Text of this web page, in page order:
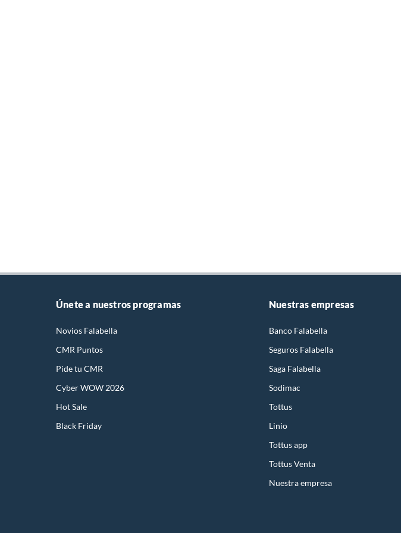
Únete a nuestros programas
Novios Falabella
CMR Puntos
Pide tu CMR
Cyber WOW 2026
Hot Sale
Black Friday
Nuestras empresas
Banco Falabella
Seguros Falabella
Saga Falabella
Sodimac
Tottus
Linio
Tottus app
Tottus Venta
Nuestra empresa